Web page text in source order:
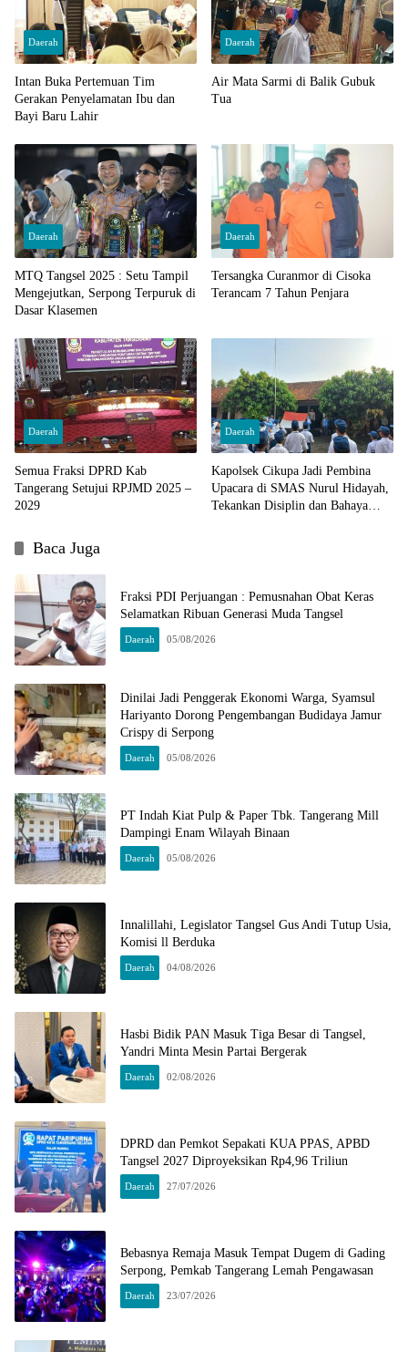
Daerah
Intan Buka Pertemuan Tim
Gerakan Penyelamatan Ibu dan
Bayi Baru Lahir
Daerah
Air Mata Sarmi di Balik Gubuk
Tua
Daerah
MTQ Tangsel 2025 : Setu Tampil
Mengejutkan, Serpong Terpuruk di
Dasar Klasemen
Daerah
Tersangka Curanmor di Cisoka
Terancam 7 Tahun Penjara
Daerah
Semua Fraksi DPRD Kab
Tangerang Setujui RPJMD 2025 –
2029
Daerah
Kapolsek Cikupa Jadi Pembina
Upacara di SMAS Nurul Hidayah,
Tekankan Disiplin dan Bahaya
Baca Juga
Fraksi PDI Perjuangan : Pemusnahan Obat Keras
Selamatkan Ribuan Generasi Muda Tangsel
Daerah 05/08/2026
Dinilai Jadi Penggerak Ekonomi Warga, Syamsul
Hariyanto Dorong Pengembangan Budidaya Jamur
Crispy di Serpong
Daerah 05/08/2026
PT Indah Kiat Pulp & Paper Tbk. Tangerang Mill
Dampingi Enam Wilayah Binaan
Daerah 05/08/2026
Innalillahi, Legislator Tangsel Gus Andi Tutup Usia,
Komisi ll Berduka
Daerah 04/08/2026
Hasbi Bidik PAN Masuk Tiga Besar di Tangsel,
Yandri Minta Mesin Partai Bergerak
Daerah 02/08/2026
DPRD dan Pemkot Sepakati KUA PPAS, APBD
Tangsel 2027 Diproyeksikan Rp4,96 Triliun
Daerah 27/07/2026
Bebasnya Remaja Masuk Tempat Dugem di Gading
Serpong, Pemkab Tangerang Lemah Pengawasan
Daerah 23/07/2026